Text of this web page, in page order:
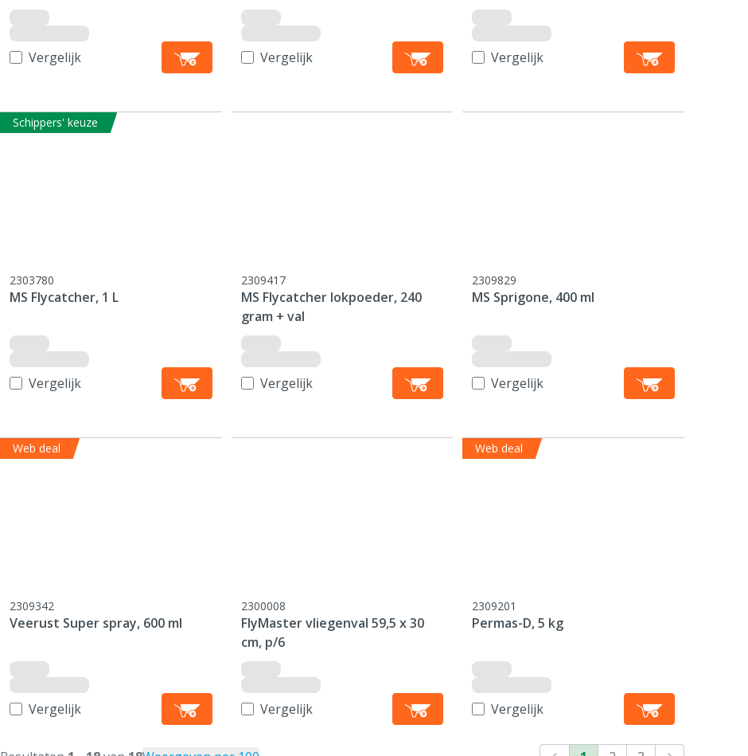
Vergelijk Vergelijk Vergelijk
Schippers' keuze
2303780
MS Flycatcher, 1 L
Vergelijk
2309417
MS Flycatcher lokpoeder, 240
gram + val
Vergelijk
2309829
MS Sprigone, 400 ml
Vergelijk
Web deal
2309342
Veerust Super spray, 600 ml
Vergelijk
2300008
FlyMaster vliegenval 59,5 x 30
cm, p/6
Vergelijk
Web deal
2309201
Permas-D, 5 kg
Vergelijk